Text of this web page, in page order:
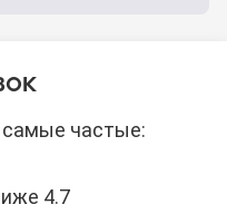
самые частые:
4.7